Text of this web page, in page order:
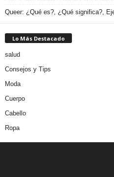
Queer: ¿Qué es?, ¿Qué significa?,
Lo Más Destacado
salud
Consejos y Tips
Moda
Cuerpo
Cabello
Ropa